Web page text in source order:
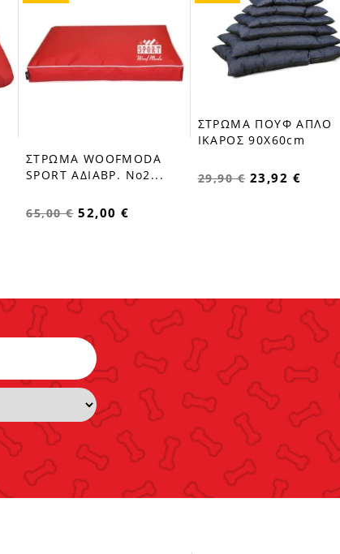
favorite_border
ΣΤΡΩΜΑ WOOFMODA
SPORT ΑΔΙΑΒΡ. Νο2...
65,00 € 52,00 €
favorite_border
ΣΤΡΩΜΑ ΠΟΥΦ ΑΠΛΟ
ΙΚΑΡΟΣ 90X60cm
29,90 € 23,92 €